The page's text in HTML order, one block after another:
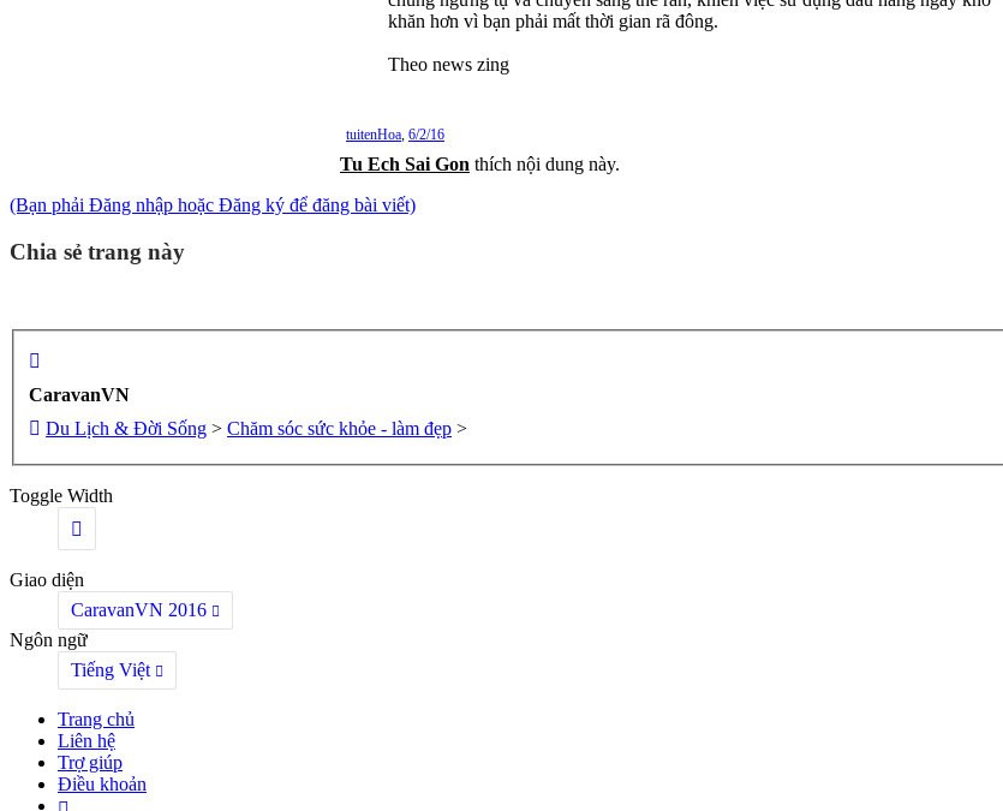
khăn hơn vì bạn phải mất thời gian rã đông.
Theo news zing
tuitenHoa, 6/2/16
Tu Ech Sai Gon thích nội dung này.
(Bạn phải Đăng nhập hoặc Đăng ký để đăng bài viết)
Chia sẻ trang này
CaravanVN
Du Lịch & Đời Sống > Chăm sóc sức khỏe - làm đẹp >
Toggle Width
Giao diện
CaravanVN 2016
Ngôn ngữ
Tiếng Việt
Trang chủ
Liên hệ
Trợ giúp
Điều khoản